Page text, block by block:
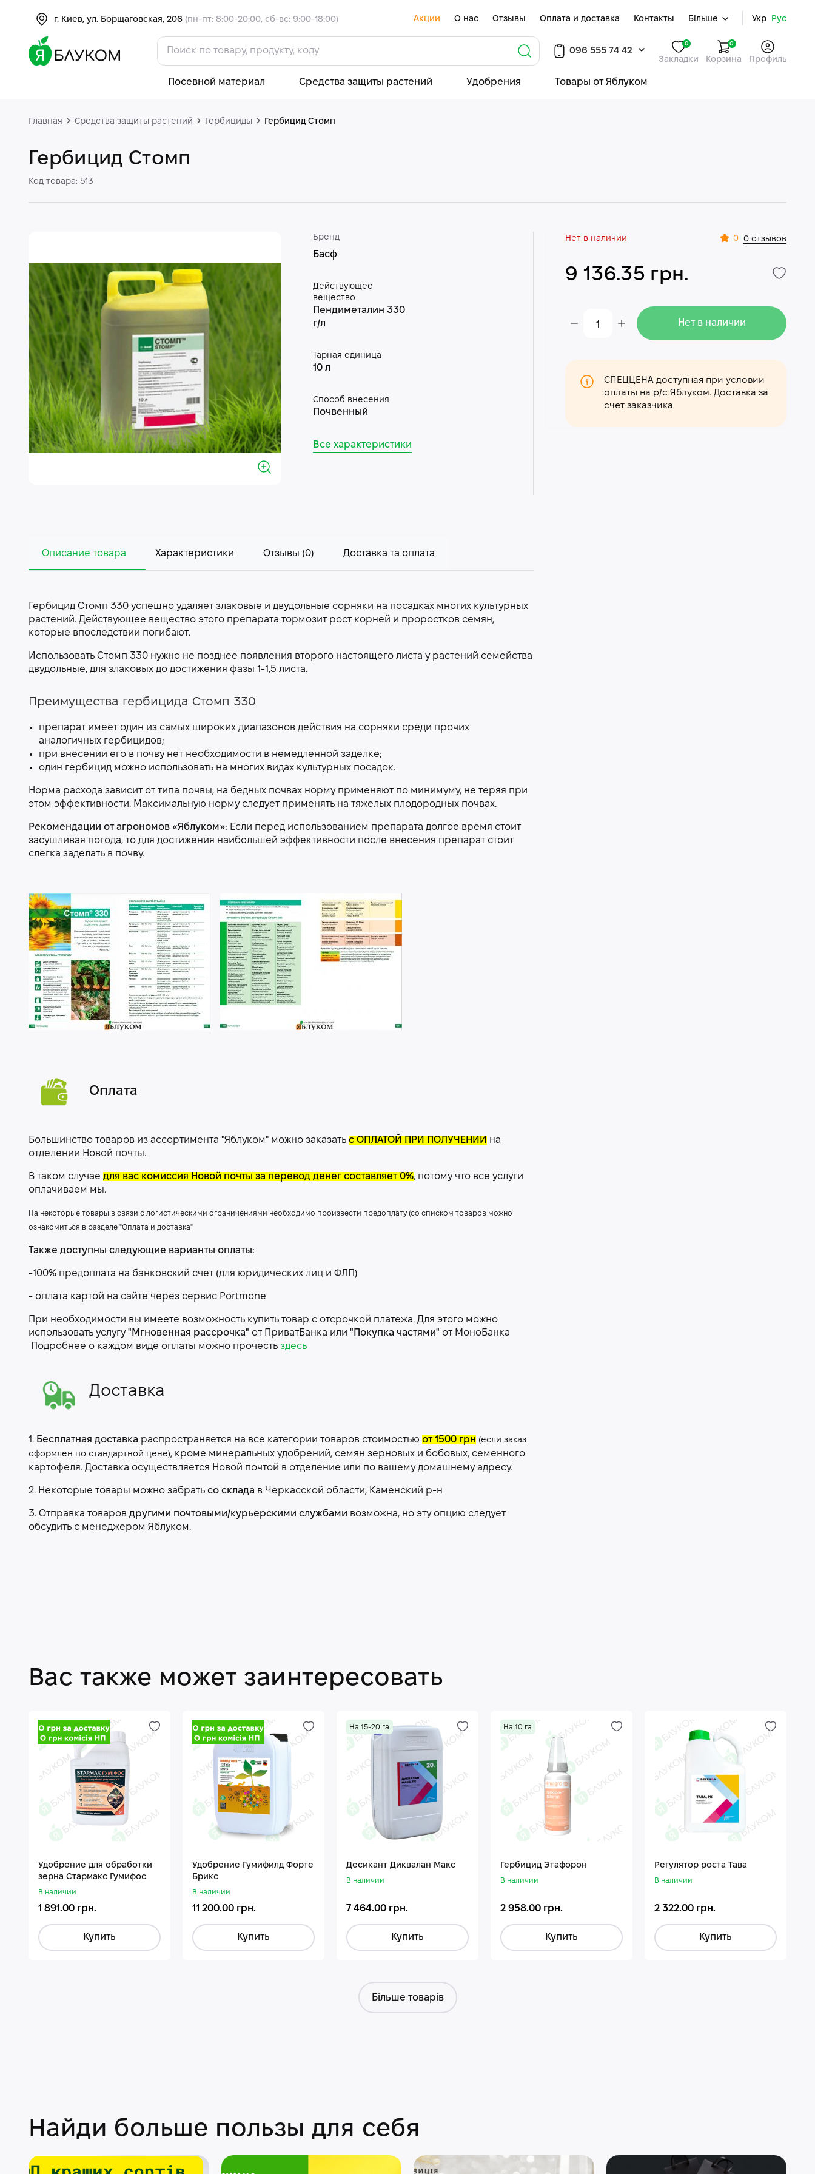
г. Киев, ул. Борщаговская, 206 (пн-пт: 8:00-20:00, сб-вс: 9:00-18:00) Акции О нас Отзывы Оплата и доставка Контакты Більше Укр Рус
096 555 74 42
Закладки
0 0
Корзина Профиль
Посевной материал Средства защиты растений Удобрения Товары от Яблуком
Главная Средства защиты растений Гербициды Гербицид Стомп
Гербицид Стомп
Код товара: 513
Бренд
Басф
Действующее
вещество
Пендиметалин 330
г/л
Тарная единица
10 л
Способ внесения
Почвенный
Все характеристики
Нет в наличии 0 0 отзывов
9 136.35 грн.
Нет в наличии
СПЕЦЦЕНА доступная при условии
оплаты на р/с Яблуком. Доставка за
счет заказчика
Описание товара Характеристики Отзывы (0) Доставка та оплата
Гербицид Стомп 330 успешно удаляет злаковые и двудольные сорняки на посадках многих культурных
растений. Действующее вещество этого препарата тормозит рост корней и проростков семян,
которые впоследствии погибают.
Использовать Стомп 330 нужно не позднее появления второго настоящего листа у растений семейства
двудольные, для злаковых до достижения фазы 1-1,5 листа.
Преимущества гербицида Стомп 330
препарат имеет один из самых широких диапазонов действия на сорняки среди прочих
аналогичных гербицидов;
при внесении его в почву нет необходимости в немедленной заделке;
один гербицид можно использовать на многих видах культурных посадок.
Норма расхода зависит от типа почвы, на бедных почвах норму применяют по минимуму, не теряя при
этом эффективности. Максимальную норму следует применять на тяжелых плодородных почвах.
Рекомендации от агрономов «Яблуком»: Если перед использованием препарата долгое время стоит
засушливая погода, то для достижения наибольшей эффективности после внесения препарат стоит
слегка заделать в почву.
Оплата
Большинство товаров из ассортимента "Яблуком" можно заказать с ОПЛАТОЙ ПРИ ПОЛУЧЕНИИ на
отделении Новой почты.
В таком случае для вас комиссия Новой почты за перевод денег составляет 0%, потому что все услуги
оплачиваем мы.
На некоторые товары в связи с логистическими ограничениями необходимо произвести предоплату (со списком товаров можно
ознакомиться в разделе "Оплата и доставка"
Также доступны следующие варианты оплаты:
-100% предоплата на банковский счет (для юридических лиц и ФЛП)
- оплата картой на сайте через сервис Portmone
При необходимости вы имеете возможность купить товар с отсрочкой платежа. Для этого можно
использовать услугу "Мгновенная рассрочка" от ПриватБанка или "Покупка частями" от МоноБанка
Подробнее о каждом виде оплаты можно прочесть здесь
Доставка
1. Бесплатная доставка распространяется на все категории товаров стоимостью от 1500 грн (если заказ
оформлен по стандартной цене), кроме минеральных удобрений, семян зерновых и бобовых, семенного
картофеля. Доставка осуществляется Новой почтой в отделение или по вашему домашнему адресу.
2. Некоторые товары можно забрать со склада в Черкасской области, Каменский р-н
3. Отправка товаров другими почтовыми/курьерскими службами возможна, но эту опцию следует
обсудить с менеджером Яблуком.
Вас также может заинтересовать
Удобрение для обработки
зерна Стармакс Гумифос
В наличии
1 891.00 грн.
Купить
Удобрение Гумифилд Форте
Брикс
В наличии
11 200.00 грн.
Купить
На 15-20 га
Десикант Диквалан Макс
В наличии
7 464.00 грн.
Купить
На 10 га
Гербицид Этафорон
В наличии
2 958.00 грн.
Купить
Регулятор роста Тава
В наличии
2 322.00 грн.
Купить
Більше товарів
Найди больше пользы для себя